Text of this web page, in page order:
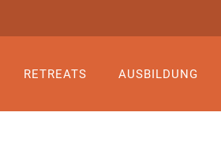
RETREATS AUSBILDUNG